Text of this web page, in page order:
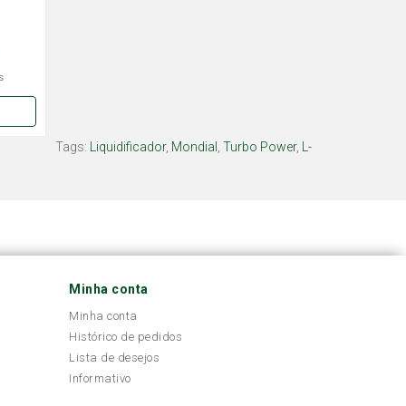
Tags: Liquidificador, Mondial Turbo Power,
L-
Minha conta
Minha conta
Histórico de pedidos
Lista de desejos
Informativo